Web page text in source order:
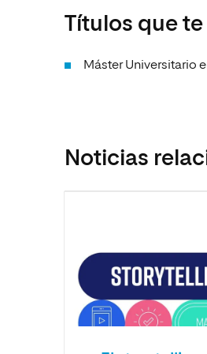
Títulos que
Máster Universitario
Noticias